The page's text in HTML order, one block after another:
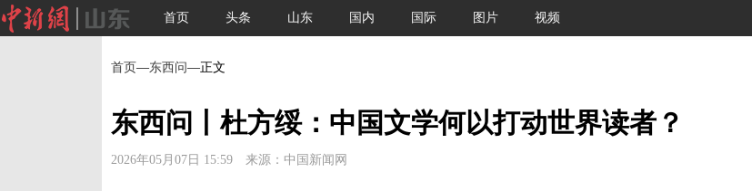
首页 头条 山东 国内 国际 图片 视频
首页—东西问—正文
东西问丨杜方绥：中国文学何以打动世界读者？
2026年05月07日 15:59 来源：中国新闻网